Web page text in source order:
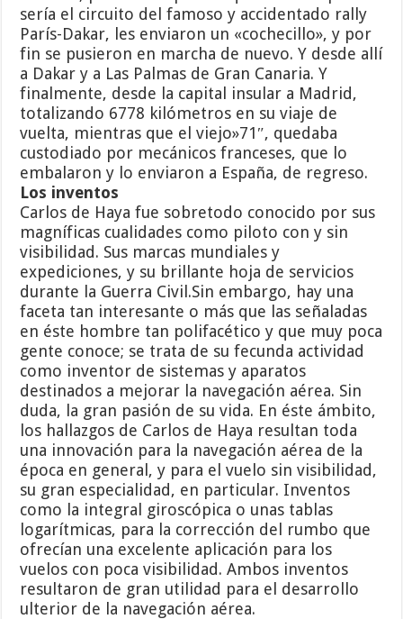
sería el circuito del famoso y accidentado rally
París-Dakar, les enviaron un «cochecillo», y por
fin se pusieron en marcha de nuevo. Y desde allí
a Dakar y a Las Palmas de Gran Canaria. Y
finalmente, desde la capital insular a Madrid,
totalizando 6778 kilómetros en su viaje de
vuelta, mientras que el viejo»71″, quedaba
custodiado por mecánicos franceses, que lo
embalaron y lo enviaron a España, de regreso.
Los inventos
Carlos de Haya fue sobretodo conocido por sus
magníficas cualidades como piloto con y sin
visibilidad. Sus marcas mundiales y
expediciones, y su brillante hoja de servicios
durante la Guerra Civil.Sin embargo, hay una
faceta tan interesante o más que las señaladas
en éste hombre tan polifacético y que muy poca
gente conoce; se trata de su fecunda actividad
como inventor de sistemas y aparatos
destinados a mejorar la navegación aérea. Sin
duda, la gran pasión de su vida. En éste ámbito,
los hallazgos de Carlos de Haya resultan toda
una innovación para la navegación aérea de la
época en general, y para el vuelo sin visibilidad,
su gran especialidad, en particular. Inventos
como la integral giroscópica o unas tablas
logarítmicas, para la corrección del rumbo que
ofrecían una excelente aplicación para los
vuelos con poca visibilidad. Ambos inventos
resultaron de gran utilidad para el desarrollo
ulterior de la navegación aérea.